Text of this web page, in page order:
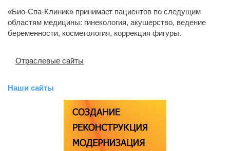
«Био-Спа-Клиник» принимает пациентов по следущим
областям медицины: гинекология, акушерство, ведение
беременности, косметология, коррекция фигуры.
Отраслевые сайты
Наши сайты